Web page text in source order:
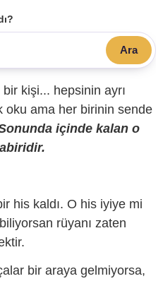
Ara
kişi... hepsinin ayrı
oku ama her birinin sende
içinde kalan o
his kaldı. O his iyiye mi
rüyanı zaten
bir araya gelmiyorsa,